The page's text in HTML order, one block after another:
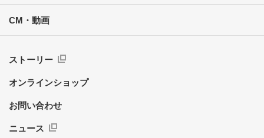
CM・動画
ストーリー
オンラインショップ
お問い合わせ
ニュース